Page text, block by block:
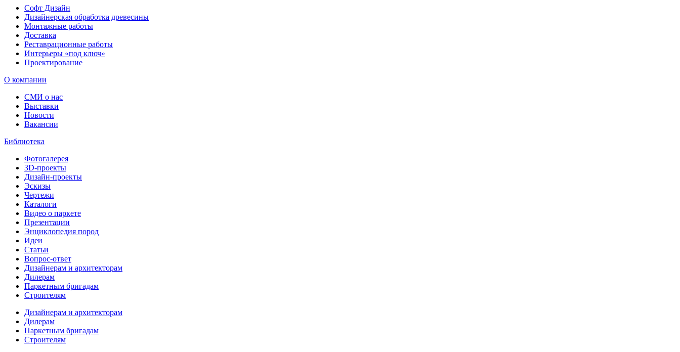
Софт Дизайн
Дизайнерская обработка древесины
Монтажные работы
Доставка
Реставрационные работы
Интерьеры «под ключ»
Проектирование
О компании
СМИ о нас
Выставки
Новости
Вакансии
Библиотека
Фотогалерея
3D-проекты
Дизайн-проекты
Эскизы
Чертежи
Каталоги
Видео о паркете
Презентации
Энциклопедия пород
Идеи
Статьи
Вопрос-ответ
Дизайнерам и архитекторам
Дилерам
Паркетным бригадам
Строителям
Дизайнерам и архитекторам
Дилерам
Паркетным бригадам
Строителям